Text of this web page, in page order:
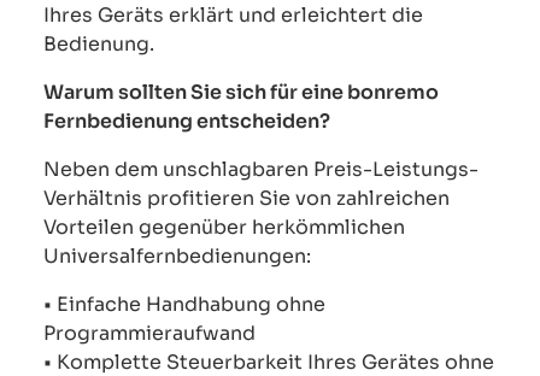
Ihres Geräts erklärt und erleichtert die
Bedienung.
Warum sollten Sie sich für eine bonremo
Fernbedienung entscheiden?
Neben dem unschlagbaren Preis-Leistungs-
Verhältnis profitieren Sie von zahlreichen
Vorteilen gegenüber herkömmlichen
Universalfernbedienungen:
• Einfache Handhabung ohne
Programmieraufwand
• Komplette Steuerbarkeit Ihres Gerätes ohne